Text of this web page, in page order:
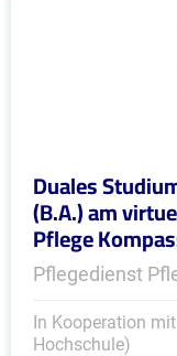
Duales
(B.A.) am
Pflege
Pflegedienst
In Kooperation
Hochschule)